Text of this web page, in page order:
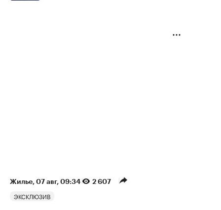
Жилье⁠, 07 авг, 09:34 2 607
ЭКСКЛЮЗИВ